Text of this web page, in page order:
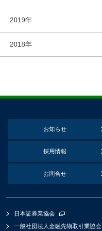
2019年
2018年
お知らせ
採用情報
お問合せ
日本証券業協会
一般社団法人金融先物取引業協会